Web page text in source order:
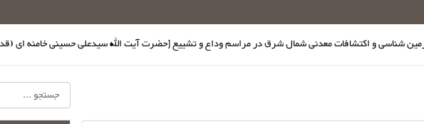
و اکتشافات معدنی شمال شرق در مراسم وداع و تشییع [حضرت آیت الله سیدعلی حسینی خامنه ای (قدس سره)]